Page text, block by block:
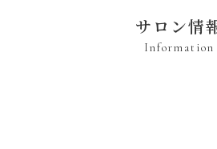
サロン情
Information